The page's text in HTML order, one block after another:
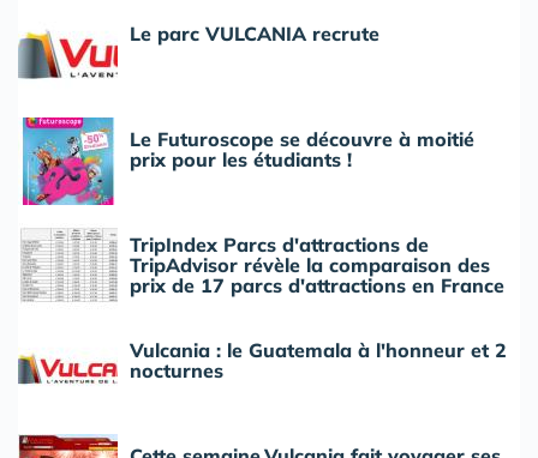
Le parc VULCANIA recrute
Le Futuroscope se découvre à moitié
prix pour les étudiants !
TripIndex Parcs d'attractions de
TripAdvisor révèle la comparaison des
prix de 17 parcs d'attractions en France
Vulcania : le Guatemala à l'honneur et 2
nocturnes